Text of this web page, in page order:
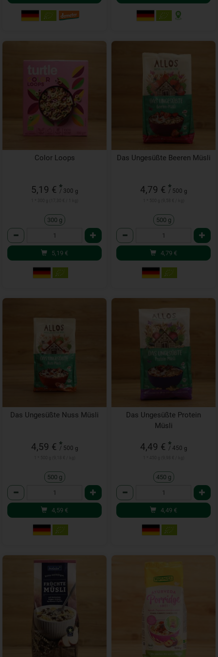
Color Loops
5,19 € *
/ 300 g
300 g
Anzahl
5,19 €
Das Ungesüßte Beeren Müsli
4,79 € *
/ 500 g
500 g
Anzahl
4,79 €
Das Ungesüßte Nuss Müsli
4,59 € *
/ 500 g
500 g
Anzahl
4,59 €
Das Ungesüßte Protein
Müsli
4,49 € *
/ 450 g
450 g
Anzahl
4,49 €